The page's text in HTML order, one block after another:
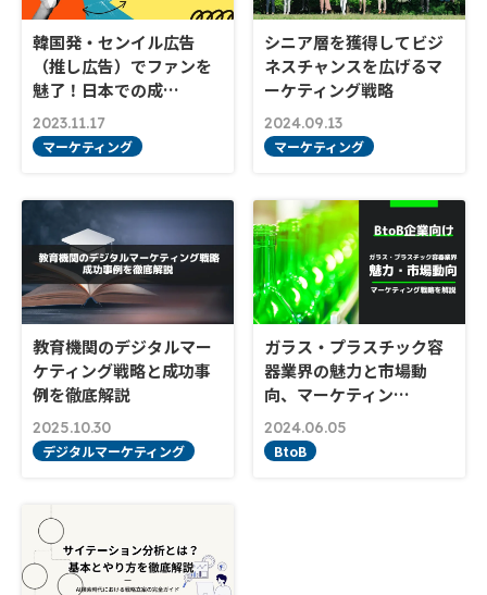
韓国発・センイル広告
（推し広告）でファンを
魅了！日本での成…
2023.11.17
マーケティング
シニア層を獲得してビジ
ネスチャンスを広げるマ
ーケティング戦略
2024.09.13
マーケティング
教育機関のデジタルマー
ケティング戦略と成功事
例を徹底解説
2025.10.30
デジタルマーケティング
ガラス・プラスチック容
器業界の魅力と市場動
向、マーケティン…
2024.06.05
BtoB